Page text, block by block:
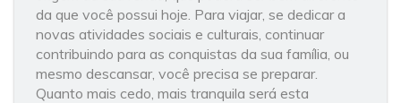
da que você possui hoje. Para viajar, se dedicar a
novas atividades sociais e culturais, continuar
contribuindo para as conquistas da sua família, ou
mesmo descansar, você precisa se preparar.
Quanto mais cedo, mais tranquila será esta